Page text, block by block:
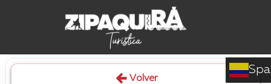
Volver